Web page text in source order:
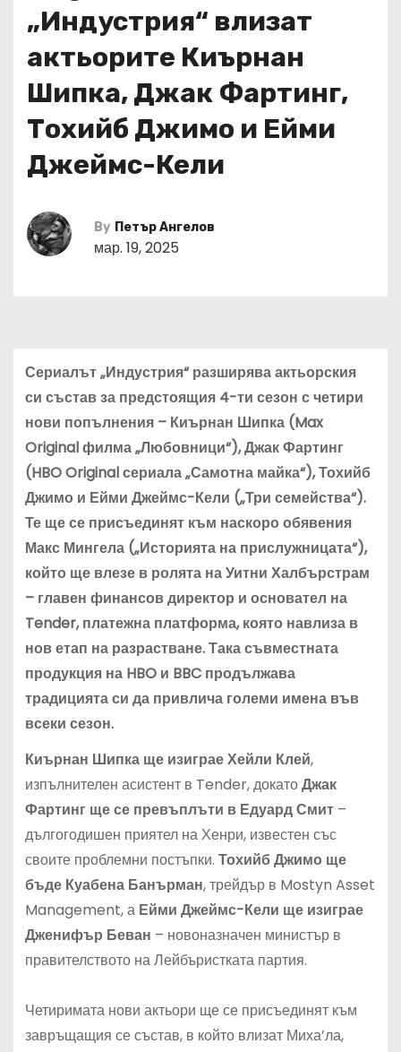
„Индустрия“ влизат
актьорите Киърнан
Шипка, Джак Фартинг,
Тохийб Джимо и Ейми
Джеймс-Кели
By Петър Ангелов
мар. 19, 2025
Сериалът „Индустрия“ разширява актьорския
си състав за предстоящия 4-ти сезон с четири
нови попълнения – Киърнан Шипка (Max
Original филма „Любовници“), Джак Фартинг
(HBO Original сериала „Самотна майка“), Тохийб
Джимо и Ейми Джеймс-Кели („Три семейства“).
Те ще се присъединят към наскоро обявения
Макс Мингела („Историята на прислужницата“),
който ще влезе в ролята на Уитни Халбърстрам
– главен финансов директор и основател на
Tender, платежна платформа, която навлиза в
нов етап на разрастване. Така съвместната
продукция на HBO и BBC продължава
традицията си да привлича големи имена във
всеки сезон.
Киърнан Шипка ще изиграе Хейли Клей,
изпълнителен асистент в Tender, докатоДжак
Фартинг ще се превъплъти в Едуард Смит –
дългогодишен приятел на Хенри, известен със
своите проблемни постъпки. Тохийб Джимо ще
бъде Куабена Банърман, трейдър в Mostyn Asset
Management, а Ейми Джеймс-Кели ще изиграе
Дженифър Беван – новоназначен министър в
правителството на Лейбъристката партия.
Четиримата нови актьори ще се присъединят към
завръщащия се състав, в който влизат Миха’ла,